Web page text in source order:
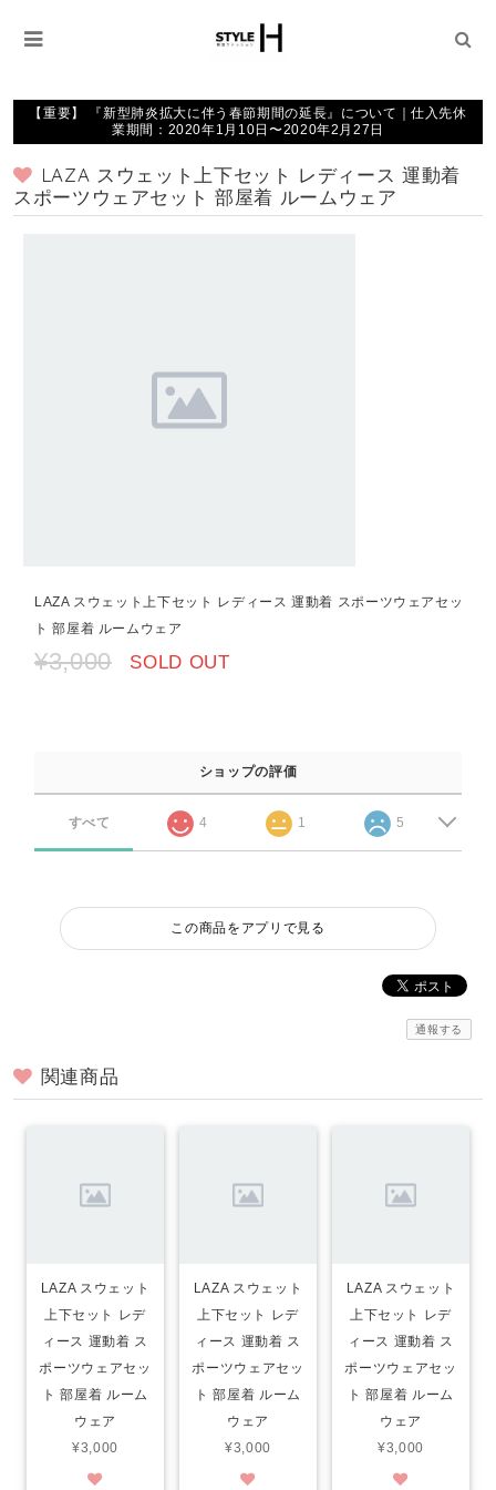
【重要】 『新型肺炎拡大に伴う春節期間の延長』について｜仕入先休
業期間：2020年1月10日〜2020年2月27日
LAZA スウェット上下セット レディース 運動着
スポーツウェアセット 部屋着 ルームウェア
LAZA スウェット上下セット レディース 運動着 スポーツウェアセッ
ト 部屋着 ルームウェア
¥3,000 SOLD OUT
ショップの評価
すべて 4 1 5
この商品をアプリで見る
通報する
関連商品
LAZA スウェット
上下セット レデ
ィース 運動着 ス
ポーツウェアセッ
ト 部屋着 ルーム
ウェア
¥3,000
LAZA スウェット
上下セット レデ
ィース 運動着 ス
ポーツウェアセッ
ト 部屋着 ルーム
ウェア
¥3,000
LAZA スウェット
上下セット レデ
ィース 運動着 ス
ポーツウェアセッ
ト 部屋着 ルーム
ウェア
¥3,000